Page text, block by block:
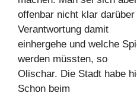
offenbar nicht klar
Verantwortung damit
einhergehe und welche
werden müssten, so
Olischar. Die Stadt habe
Schon beim